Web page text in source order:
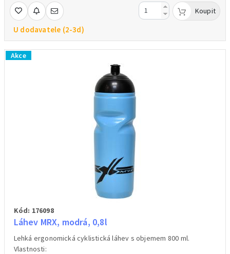
U dodavatele (2-3d)
Koupit
Akce
Kód: 176098
Láhev MRX, modrá, 0,8l
Lehká ergonomická cyklistická láhev s objemem 800 ml.
Vlastnosti: